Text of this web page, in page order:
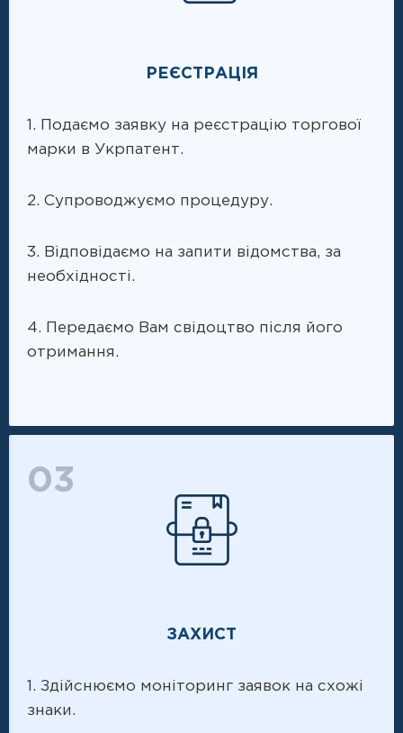
РЕЄСТРАЦІЯ
1. Подаємо заявку на реєстрацію торгової
марки в Укрпатент.
2. Супроводжуємо процедуру.
3. Відповідаємо на запити відомства, за
необхідності.
4. Передаємо Вам свідоцтво після його
отримання.
03
ЗАХИСТ
1. Здійснюємо моніторинг заявок на схожі
знаки.